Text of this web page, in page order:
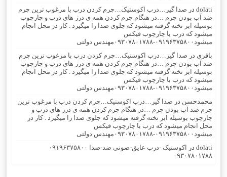
dolati در صدا گیر…درب اکوستیک…چرم کردن درب با مرغوب ترین چرم
ضد آب بودن چرم …در هنگام چرم کردن همه ی درز های درب و چارچوب
بوسیله ابر تخته گرفته میشود که جلوی صدا را میگیرد . کار در محل انجام
میشود که درب با چارچوب فیکس
میشود۰۹۱۹۶۳۷۵۸۰۰-۰۹۳۰۷۸۰۱۷۸۸مهندس دولتی
باقری در صدا گیر…درب اکوستیک…چرم کردن درب با مرغوب ترین چرم
ضد آب بودن چرم …در هنگام چرم کردن همه ی درز های درب و چارچوب
بوسیله ابر تخته گرفته میشود که جلوی صدا را میگیرد . کار در محل انجام
میشود که درب با چارچوب فیکس
میشود۰۹۱۹۶۳۷۵۸۰۰-۰۹۳۰۷۸۰۱۷۸۸مهندس دولتی
محمدحسن در صدا گیر…درب اکوستیک…چرم کردن درب با مرغوب ترین
چرم ضد آب بودن چرم …در هنگام چرم کردن همه ی درز های درب و
چارچوب بوسیله ابر تخته گرفته میشود که جلوی صدا را میگیرد . کار در
محل انجام میشود که درب با چارچوب فیکس
میشود۰۹۱۹۶۳۷۵۸۰۰-۰۹۳۰۷۸۰۱۷۸۸مهندس دولتی
dolati در
اکوستیک -درب عایق-صوتی ضد-صدا ۰۹۱۹۶۳۷۵۸۰۰
۰۹۳۰۷۸۰۱۷۸۸